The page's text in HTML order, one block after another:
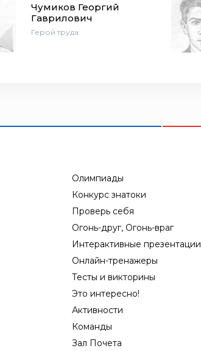
Чумиков Георгий
Гаврилович
Герой труда
Олимпиады
Конкурс знатоки
Проверь себя
Огонь-друг, Огонь-враг
Интерактивные презентации
Онлайн-тренажеры
Тесты и викторины
Это интересно!
Активности
Команды
Зал Почета